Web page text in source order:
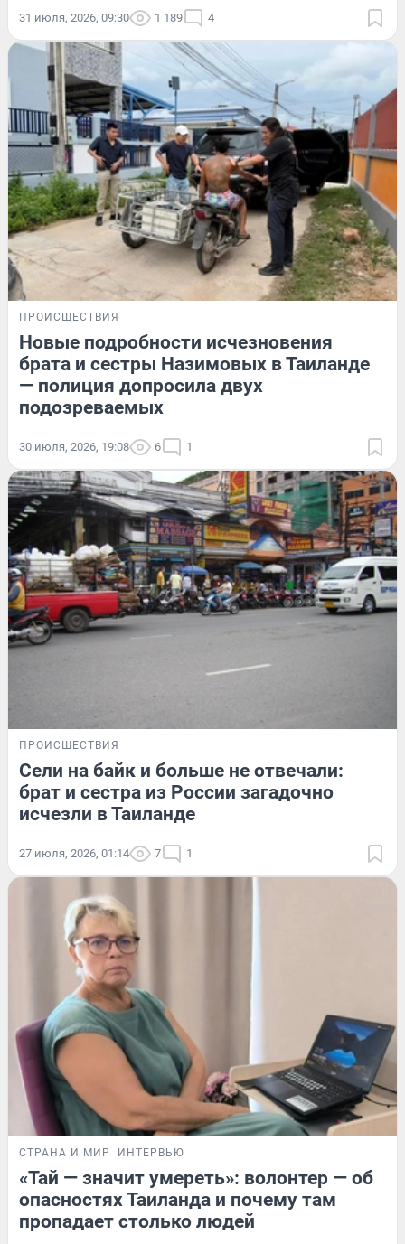
31 июля, 2026, 09:30 1 189 4
ПРОИСШЕСТВИЯ
Новые подробности исчезновения
брата и сестры Назимовых в Таиланде
— полиция допросила двух
подозреваемых
30 июля, 2026, 19:08 6 1
ПРОИСШЕСТВИЯ
Сели на байк и больше не отвечали:
брат и сестра из России загадочно
исчезли в Таиланде
27 июля, 2026, 01:14 7 1
СТРАНА И МИР ИНТЕРВЬЮ
«Тай — значит умереть»: волонтер — об
опасностях Таиланда и почему там
пропадает столько людей